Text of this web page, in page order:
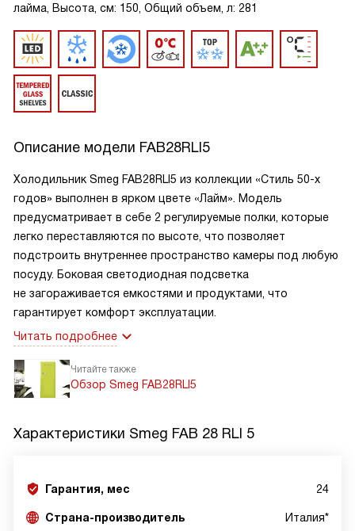
лайма, Высота, см: 150, Общий объем, л: 281
Описание модели FAB28RLI5
Холодильник Smeg FAB28RLI5 из коллекции «Стиль 50-х
годов» выполнен в ярком цвете «Лайм». Модель
предусматривает в себе 2 регулируемые полки, которые
легко переставляются по высоте, что позволяет
подстроить внутреннее пространство камеры под любую
посуду. Боковая светодиодная подсветка
не загораживается емкостями и продуктами, что
гарантирует комфорт эксплуатации.
Читать подробнее
Читайте также
Обзор Smeg FAB28RLI5
Характеристики Smeg FAB 28 RLI 5
Гарантия, мес 24
Страна-производитель Италия*